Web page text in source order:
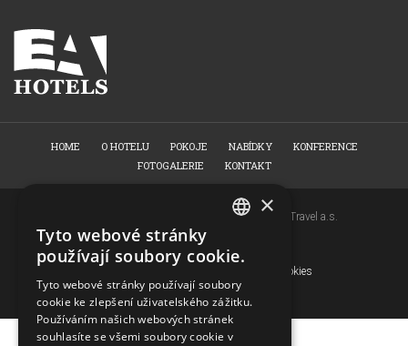
HOME O HOTELU POKOJE NABÍDKY
KONFERENCE
FOTOGALERIE
KONTAKT
Copyright © 2007-2026 EuroAgentur Hotels&Travel a.s.
www.bezvapobyt.cz
Všeobecné podmínky rezervace
Cookies
Topinfo DIGITAL
GERMAN
×
Tyto webové stránky
používají soubory cookie.
Tyto webové stránky používají soubory
cookie ke zlepšení uživatelského zážitku.
Používáním našich webových stránek
souhlasíte se všemi soubory cookie v